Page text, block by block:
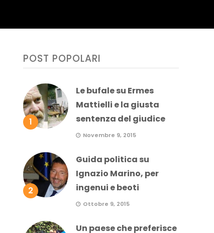
POST POPOLARI
1
Le bufale su Ermes
Mattielli e la giusta
sentenza del giudice
Novembre 9, 2015
2
Guida politica su
Ignazio Marino, per
ingenui e beoti
Ottobre 9, 2015
Un paese che preferisce